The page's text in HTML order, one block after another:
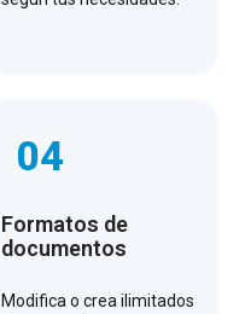
04
Formatos de
documentos
Modifica o crea ilimitados